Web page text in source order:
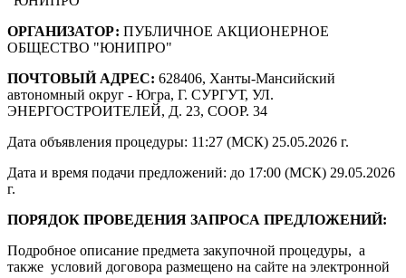
ОРГАНИЗАТОР: ПУБЛИЧНОЕ АКЦИОНЕРНОЕ
ОБЩЕСТВО "ЮНИПРО"
ПОЧТОВЫЙ АДРЕС: 628406, Ханты-Мансийский
автономный округ - Югра, Г. СУРГУТ, УЛ.
ЭНЕРГОСТРОИТЕЛЕЙ, Д. 23, СООР. 34
Дата объявления процедуры: 11:27 (МСК) 25.05.2026 г.
Дата и время подачи предложений: до 17:00 (МСК) 29.05.2026
г.
ПОРЯДОК ПРОВЕДЕНИЯ ЗАПРОСА ПРЕДЛОЖЕНИЙ:
Подробное описание предмета закупочной процедуры, а
также условий договора размещено на сайте на электронной